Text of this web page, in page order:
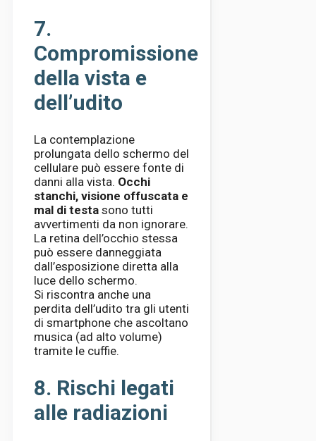
7.
Compromissione
della vista e
dell’udito
La contemplazione
prolungata dello schermo del
cellulare può essere fonte di
danni alla vista. Occhi
stanchi, visione offuscata e
mal di testa sono tutti
avvertimenti da non ignorare.
La retina dell’occhio stessa
può essere danneggiata
dall’esposizione diretta alla
luce dello schermo.
Si riscontra anche una
perdita dell’udito tra gli utenti
di smartphone che ascoltano
musica (ad alto volume)
tramite le cuffie.
8. Rischi legati
alle radiazioni